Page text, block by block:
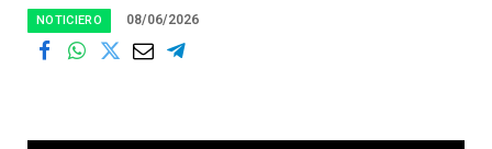
NOTICIERO 08/06/2026